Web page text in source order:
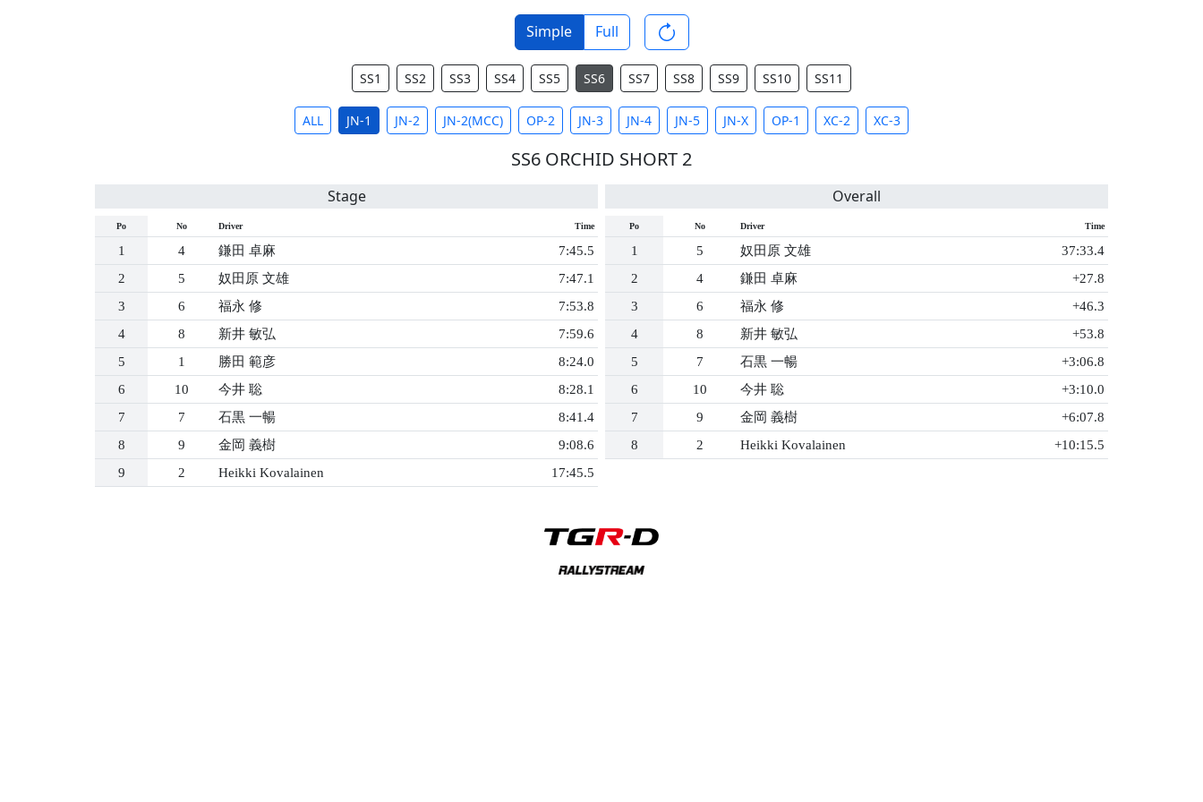
Simple Full
SS1 SS2 SS3 SS4 SS5 SS6 SS7 SS8 SS9 SS10 SS11
ALL JN-1 JN-2 JN-2(MCC) OP-2 JN-3 JN-4 JN-5 JN-X OP-1 XC-2 XC-3
SS6 ORCHID SHORT 2
Stage
Po No Driver Time
1 4 鎌田 卓麻
7:45.5
2
5 奴田原 文雄
7:47.1
3
6 福永 修
7:53.8
4
8 新井 敏弘
7:59.6
5
1 勝田 範彦
8:24.0
6
10 今井 聡
8:28.1
7
7 石黒 一暢
8:41.4
8
9 金岡 義樹
9:08.6
9
2 Heikki Kovalainen 17:45.5
Overall
Po No Driver Time
1 5 奴田原 文雄
37:33.4
2
4 鎌田 卓麻
+27.8
3
6 福永 修
+46.3
4
8 新井 敏弘
+53.8
5
7 石黒 一暢
+3:06.8
6
10 今井 聡
+3:10.0
7
9 金岡 義樹
+6:07.8
8
2 Heikki Kovalainen +10:15.5